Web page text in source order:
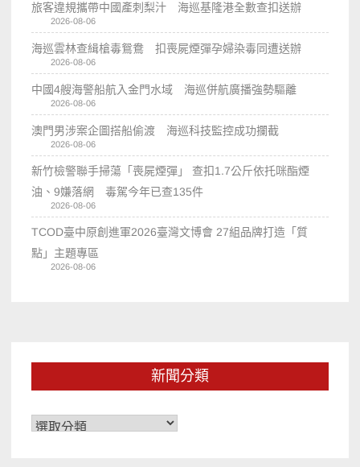
旅客違規攜帶中國產刺梨汁 海巡基隆港全數查扣送辦
2026-08-06
海巡雲林查緝槍毒鴛鴦 扣喪屍煙彈孕婦染毒同遭送辦
2026-08-06
中國4艘海警船航入金門水域 海巡併航廣播強勢驅離
2026-08-06
澳門男涉案企圖搭船偷渡 海巡科技監控成功攔截
2026-08-06
新竹檢警聯手掃蕩「喪屍煙彈」 查扣1.7公斤依托咪酯煙
油、9嫌落網 毒駕今年已查135件
2026-08-06
TCOD臺中原創進軍2026臺灣文博會 27組品牌打造「質
點」主題專區
2026-08-06
新聞分類
新